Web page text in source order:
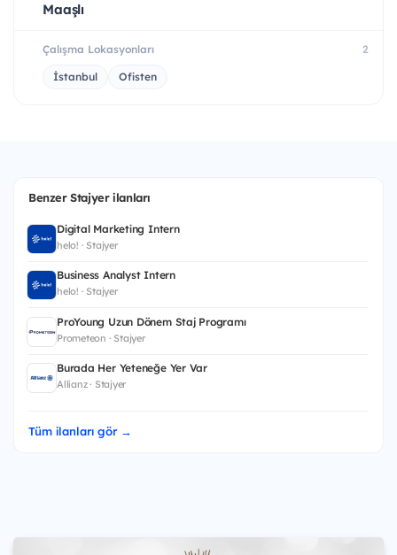
Maaşlı
Çalışma Lokasyonları 2
İstanbul Ofisten
Benzer Stajyer ilanları
Digital Marketing Intern
helo! · Stajyer
Business Analyst Intern
helo! · Stajyer
ProYoung Uzun Dönem Staj Programı
Prometeon · Stajyer
Burada Her Yeteneğe Yer Var
Allianz · Stajyer
Tüm ilanları gör →